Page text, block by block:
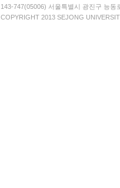
143-747(05006) 서울특별시 광진구 능동
COPYRIGHT 2013 SEJONG